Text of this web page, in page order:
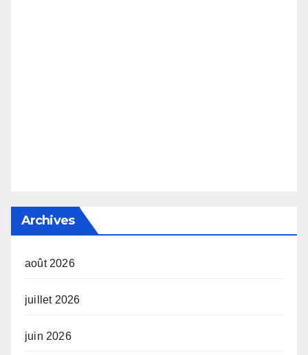
Archives
août 2026
juillet 2026
juin 2026